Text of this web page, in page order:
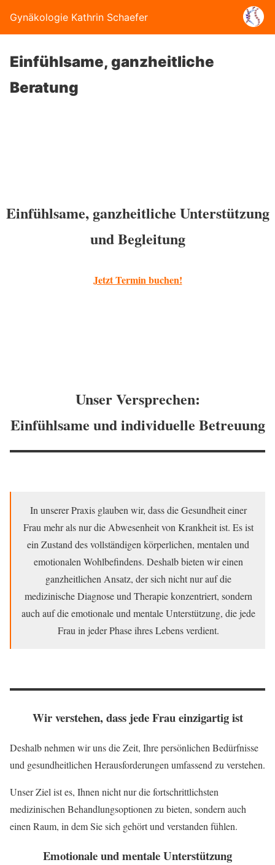
Gynäkologie Kathrin Schaefer
Einfühlsame, ganzheitliche
Beratung
Einfühlsame, ganzheitliche Unterstützung
und Begleitung
Jetzt Termin buchen!
Unser Versprechen:
Einfühlsame und individuelle Betreuung
In unserer Praxis glauben wir, dass die Gesundheit einer
Frau mehr als nur die Abwesenheit von Krankheit ist. Es ist
ein Zustand des vollständigen körperlichen, mentalen und
emotionalen Wohlbefindens. Deshalb bieten wir einen
ganzheitlichen Ansatz, der sich nicht nur auf die
medizinische Diagnose und Therapie konzentriert, sondern
auch auf die emotionale und mentale Unterstützung, die jede
Frau in jeder Phase ihres Lebens verdient.
Wir verstehen, dass jede Frau einzigartig ist
Deshalb nehmen wir uns die Zeit, Ihre persönlichen Bedürfnisse
und gesundheitlichen Herausforderungen umfassend zu verstehen.
Unser Ziel ist es, Ihnen nicht nur die fortschrittlichsten
medizinischen Behandlungsoptionen zu bieten, sondern auch
einen Raum, in dem Sie sich gehört und verstanden fühlen.
Emotionale und mentale Unterstützung